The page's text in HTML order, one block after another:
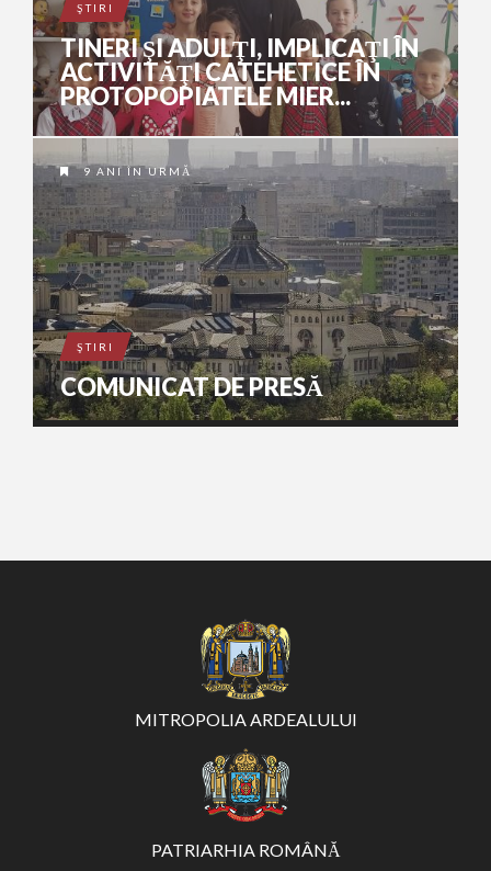
ŞTIRI
TINERI ŞI ADULŢI, IMPLICAŢI ÎN
ACTIVITĂŢI CATEHETICE ÎN
PROTOPOPIATELE MIER...
9 ANI ÎN URMĂ
ŞTIRI
COMUNICAT DE PRESĂ
MITROPOLIA ARDEALULUI
PATRIARHIA ROMÂNĂ